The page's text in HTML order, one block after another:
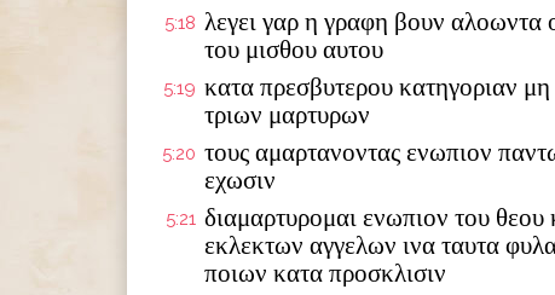
5:18 λεγει γαρ η γραφη βουν αλοωντα
του μισθου αυτου
5:19 κατα πρεσβυτερου κατηγοριαν
τριων μαρτυρων
5:20 τους αμαρτανοντας ενωπιον
εχωσιν
5:21 διαμαρτυρομαι ενωπιον του θεου
εκλεκτων αγγελων ινα ταυτα
ποιων κατα προσκλισιν